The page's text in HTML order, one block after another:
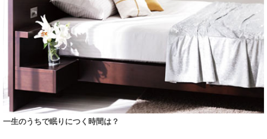
一生のうちで眠りにつく時間は？